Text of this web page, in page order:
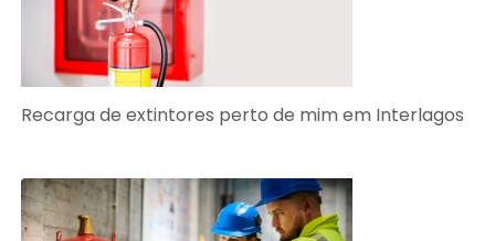
Recarga de extintores perto de mim em Interlagos